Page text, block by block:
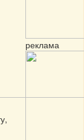
реклама